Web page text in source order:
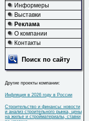
Информеры
Выставки
Реклама
О компании
Контакты
Поиск по сайту
Другие проекты компании:
Инфляция в 2026 году в России
Строительство и финансы: новости
и анализ строительного рынка, цены
на жилье и стройматериалы, ставки